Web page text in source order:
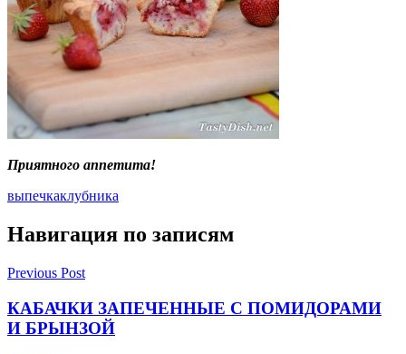
Приятного аппетита!
выпечкаклубника
Навигация по записям
Previous Post
КАБАЧКИ ЗАПЕЧЕННЫЕ С ПОМИДОРАМИ
И БРЫНЗОЙ